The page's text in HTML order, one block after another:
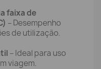
faixa de
– Desempenho
de utilização.
– Ideal para uso
viagem.